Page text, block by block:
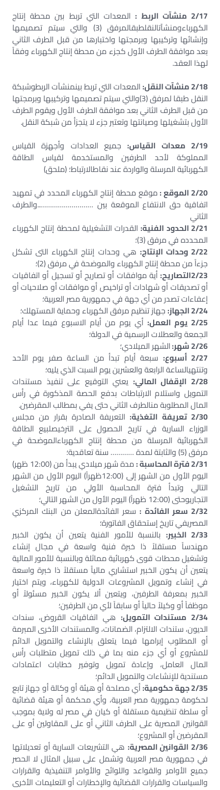
2/17 منشآت الربط :
المعدات التي تربط بين محطة إنتاج
الكهرباءومنشآتالنقلطبقالمرفق (3) والتي سيتم تصميمها
وإنشائها وتركيبها وبرمجتها واختبارها من قبل الطرف الثاني
بعد موافقة الطرف الأول كجزء من محطة إنتاج الكهرباء وفقاً
لهذا العقد.
2/18 منشآت النقل:
المعدات التي تربط بينمنشآت الربطوشبكة
النقل طبقا لمرفق (3)والتي سيتم تصميمها وتركيبها وبرمجتها
من قبل الطرف الثاني بعد موافقة الطرف الأول ويقوم الطرف
الأول بتشغيلها وصيانتها وتعتبر جزء لا يتجزأ من شبكة النقل.
2/19 معدات القياس:
جميع العدادات وأجهزة القياس
المملوكة لأحد الطرفين والمستخدمة لقياس الطاقة
الكهربائية المرسلة والواردة عند نقاطالارتباط؛ (ملحق)
2/20 الموقع :
موقع محطة إنتاج الكهرباء المحدد في تمهيد
اتفاقية حق الانتفاع الموقعة بين ………………………..والطرف
الثاني
2/21 الحدود الفنية:
القدرات التشغيلية لمحطة إنتاج الكهرباء
المحدده في مرفق (3)؛
2/22 وحدات الإنتاج:
هي وحدات إنتاج الكهرباء التى تشكل
جزءاً من محطة إنتاج الكهرباء والموضحة في مرفق (2)؛
2/23التصاريح:
أية موافقات أو تصاريح أو تسجيل أو اتفاقيات
أو تصديقات أو شهادات أو تراخيص أو موافقات أو صلاحيات أو
إعفاءات تصدر من أي جهة في جمهورية مصر العربية؛
2/24 الجهاز:
جهاز تنظيم مرفق الكهرباء وحماية المستهلك؛
2/25 يوم العمل:
أي يوم من أيام الاسبوع فيما عدا أيام
الجمعة والعطلات الرسمية في الدولة؛
2/26 شهر:
الشهر الميلادي؛
2/27 أسبوع:
سبعة أيام تبدأ من الساعة صفر يوم الأحد
وتنتهيالساعة الرابعة والعشرين يوم السبت الذي يليه؛
2/28 الإقفال المالي:
يعني التوقيع على تنفيذ مستندات
التمويل واستلام الارتباطات بدفع الحصة المذكورة في رأس
المال المطلوبة منالطرف الثاني حتى يفي بمطالب المقرضين.
2/30 تعريفة التغذية:
التعريفة الصادرة بقرار من مجلس
الوزراء السارية في تاريخ الحصول على الترخيصلبيع الطاقة
الكهربائية المرسلة من محطة إنتاج الكهرباءالموضحة في
مرفق (5) والثابتة لمدة ………… سنة تعاقدية؛
2/31 فترة المحاسبة :
مدة شهر ميلادي يبدأ من (12:00 ظهر)
اليوم الأول من الشهر إلى (12:00ظهراً) اليوم الأول من الشهر
التالي وتبدأ فترة المحاسبة الأولي من تاريخ التشغيل
التجاريوحتى (12:00 ظهراً) اليوم الأول من الشهر التالي؛
2/32 سعر الفائدة :
سعر الفائدةالمعلن من البنك المركزي
المصريفي تاريخ إستحقاق الفاتورة؛
2/33 الخبير:
بالنسبة للأمور الفنية يتعين أن يكون الخبير
مهندساً مستقلاً ذا خبرة فنية واسعة في مجال إنشاء
وتشغيل محطات قوى كهربائية مماثلة وبالنسبة للأمور المالية
يتعين أن يكون الخبير استشاري مالياً مستقلاً ذا خبرة واسعة
في إنشاء وتمويل المشروعات الدولية للكهرباء، ويتم اختيار
الخبير بمعرفة الطرفين، ويتعين ألا يكون الخبير مسئولاً أو
موظفاً أو وكيلاً حالياً أو سابقاً لأي من الطرفين؛
2/34 مستندات التمويل:
هي اتفاقيات القروض، سندات
الديون، ستندات الالتزام، الضمانات، والمستندات الأخرى المبرمة
أو المطلوب إبرامها فيما يتعلق بالإنشاء والتمويل الدائم
للمشروع أو أي جزء منه بما في ذلك تمويل متطلبات رأس
المال العامل، وإعادة تمويل وتوفير خطابات اعتمادات
مستندية للإنشاءات والتمويل الدائم؛
2/35 جهة حكومية:
أي مصلحة أو هيئة أو وكالة أو جهاز تابع
لحكومة جمهورية مصر العربية، وأي محكمة أو هيئة قضائية
أو سلطة تنظيمية مستقلة أو كيان في مصر له ولاية بموجب
القوانين المصرية على الطرف الثاني أو على المقاولين أو على
المقرضين أو المشروع؛
2/36 القوانين المصرية:
هي التشريعات السارية أو تعديلاتها
في جمهورية مصر العربية وتشمل على سبيل المثال لا الحصر
جميع الأوامر والقواعد واللوائح والأوامر التنفيذية والقرارات
والسياسات والقرارات القضائية والإخطارات أو التعليمات الأخرى